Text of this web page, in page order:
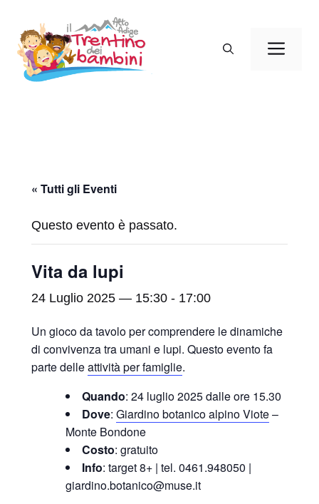
contenuto
« Tutti gli Eventi
Questo evento è passato.
Vita da lupi
24 Luglio 2025 — 15:30 - 17:00
Un gioco da tavolo per comprendere le dinamiche
di convivenza tra umani e lupi. Questo evento fa
parte delleattività per famiglie.
Quando: 24 luglio 2025 dalle ore 15.30
Dove: Giardino botanico alpino Viote–
Monte Bondone
Costo: gratuito
Info: target 8+ | tel. 0461.948050 |
giardino.botanico@muse.it